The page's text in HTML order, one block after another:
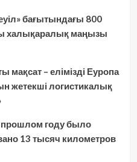
бағытындағы 800
халықаралық маңызы
– елімізді Еуропа
жетекші логистикалық
году было
13 тысяч километров